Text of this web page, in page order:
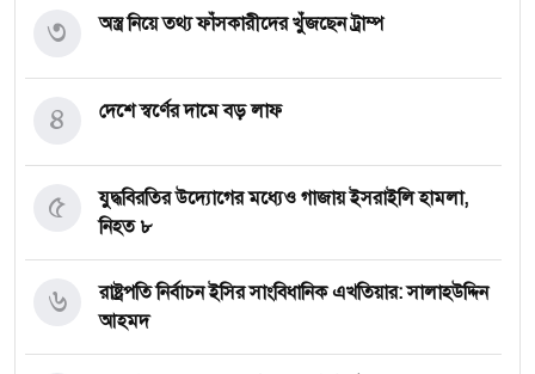
অস্ত্র নিয়ে তথ্য ফাঁসকারীদের খুঁজছেন ট্রাম্প
৩
দেশে স্বর্ণের দামে বড় লাফ
৪
যুদ্ধবিরতির উদ্যোগের মধ্যেও গাজায় ইসরাইলি হামলা,
নিহত ৮
৫
রাষ্ট্রপতি নির্বাচন ইসির সাংবিধানিক এখতিয়ার: সালাহউদ্দিন
আহমদ
৬